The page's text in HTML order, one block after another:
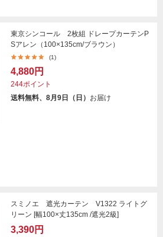
東京シンコール 2枚組 ドレープカーテンP
Sアレン（100×135cm/ブラウン）
(1)
4,880円
244ポイント
送料無料、8月9日（日） お届け
スミノエ 遮光カーテン V1322 ライトグ
リーン [幅100×丈135cm /遮光2級]
3,390円